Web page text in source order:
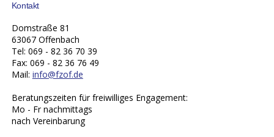
Kontakt
Domstraße 81
63067 Offenbach
Tel: 069 - 82 36 70 39
Fax: 069 - 82 36 76 49
Mail: info@fzof.de
Beratungszeiten für freiwilliges Engagement:
Mo - Fr nachmittags
nach Vereinbarung